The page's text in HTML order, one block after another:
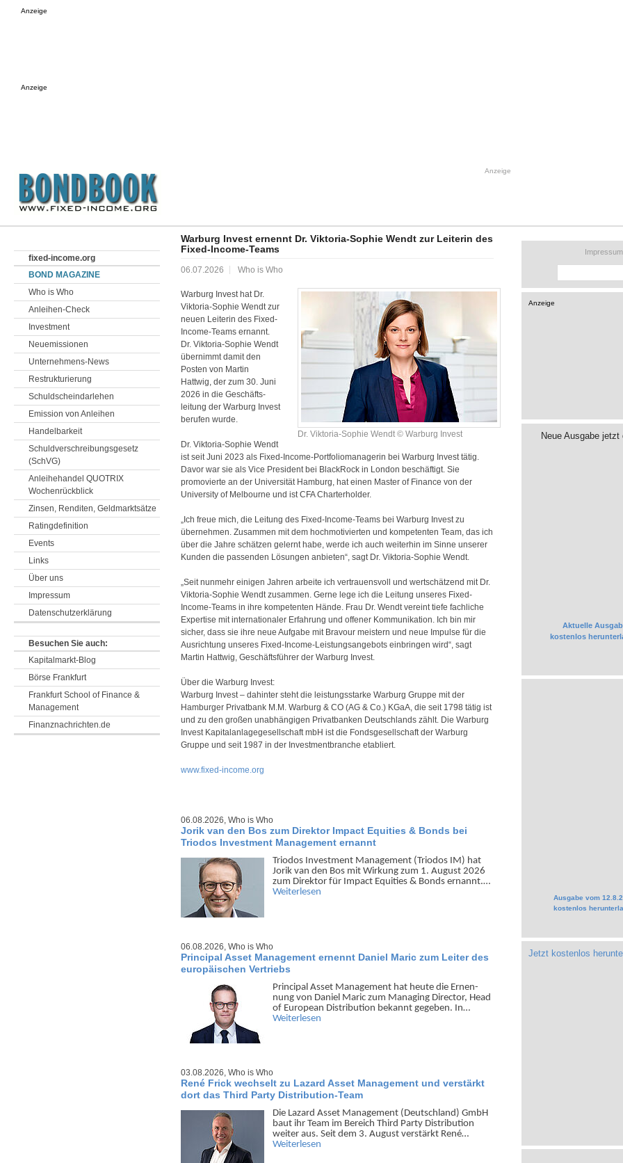
Anzeige
Anzeige
Anzeige
Warburg Invest ernennt Dr. Viktoria-Sophie Wendt zur Leiterin des
Fixed-Income-Teams
06.07.2026 Who is Who
Dr. Viktoria-Sophie Wendt © Warburg Invest
Warburg Invest hat Dr.
Viktoria-Sophie Wendt zur
neuen Leiterin des Fixed-
Income-Teams ernannt.
Dr. Viktoria-Sophie Wendt
über­nimmt damit den
Posten von Martin
Hattwig, der zum 30. Juni
2026 in die Ge­schäfts­
leitung der Warburg Invest
berufen wurde.
Dr. Viktoria-Sophie Wendt
ist seit Juni 2023 als Fixed-Income-Portfolio­managerin bei Warburg Invest tätig.
Davor war sie als Vice President bei BlackRock in London beschäftigt. Sie
promovierte an der Universität Hamburg, hat einen Master of Finance von der
University of Melbourne und ist CFA Charterholder.
„Ich freue mich, die Leitung des Fixed-Income-Teams bei Warburg Invest zu
übernehmen. Zusammen mit dem hochmotivierten und kompetenten Team, das ich
über die Jahre schätzen gelernt habe, werde ich auch weiterhin im Sinne unserer
Kunden die passenden Lösungen anbieten“, sagt Dr. Viktoria-Sophie Wendt.
„Seit nunmehr einigen Jahren arbeite ich vertrauensvoll und wertschätzend mit Dr.
Viktoria-Sophie Wendt zusammen. Gerne lege ich die Leitung unseres Fixed-
Income-Teams in ihre kompetenten Hände. Frau Dr. Wendt vereint tiefe fachliche
Expertise mit internationaler Erfahrung und offener Kommunikation. Ich bin mir
sicher, dass sie ihre neue Aufgabe mit Bravour meistern und neue Impulse für die
Ausrichtung unseres Fixed-Income-Leistungsangebots einbringen wird“, sagt
Martin Hattwig, Geschäftsführer der Warburg Invest.
Über die Warburg Invest:
Warburg Invest – dahinter steht die leistungsstarke Warburg Gruppe mit der
Hamburger Privatbank M.M. Warburg & CO (AG & Co.) KGaA, die seit 1798 tätig ist
und zu den großen unabhängigen Privatbanken Deutschlands zählt. Die Warburg
Invest Kapitalanlagegesellschaft mbH ist die Fondsgesellschaft der Warburg
Gruppe und seit 1987 in der Investmentbranche etabliert.
www.fixed-income.org
06.08.2026, Who is Who
Jorik van den Bos zum Direktor Impact Equities & Bonds bei
Triodos Investment Management ernannt
Triodos Invest­ment Manage­ment (Triodos IM) hat
Jorik van den Bos mit Wir­kung zum 1. August 2026
zum Direktor für Impact Equities & Bonds ernannt.…
Weiterlesen
06.08.2026, Who is Who
Principal Asset Management ernennt Daniel Maric zum Leiter des
europäischen Vertriebs
Principal Asset Manage­ment hat heute die Ernen­
nung von Daniel Maric zum Mana­ging Director, Head
of European Distri­bution bekannt gegeben. In…
Weiterlesen
03.08.2026, Who is Who
René Frick wechselt zu Lazard Asset Management und verstärkt
dort das Third Party Distribution-Team
Die Lazard Asset Manag­ement (Deutsch­land) GmbH
baut ihr Team im Bereich Third Party Distri­bution
weiter aus. Seit dem 3. August verstärkt René…
Weiterlesen
fixed-income.org
BOND MAGAZINE
Who is Who
Anleihen-Check
Investment
Neuemissionen
Unternehmens-News
Restrukturierung
Schuldscheindarlehen
Emission von Anleihen
Handelbarkeit
Schuldverschreibungsgesetz
(SchVG)
Anleihehandel QUOTRIX
Wochenrückblick
Zinsen, Renditen, Geldmarktsätze
Ratingdefinition
Events
Links
Über uns
Impressum
Datenschutzerklärung
Besuchen Sie auch:
Kapitalmarkt-Blog
Börse Frankfurt
Frankfurt School of Finance &
Management
Finanznachrichten.de
Impressum
Anzeige
Neue Ausgabe jetzt
Aktuelle
kostenlos
Ausgabe vom
kostenlos
Jetzt kostenlos